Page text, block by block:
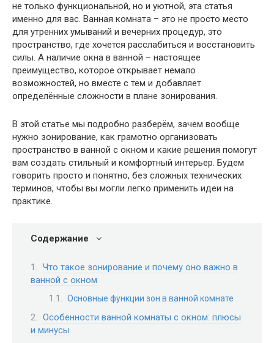
не только функциональной, но и уютной, эта статья
именно для вас. Ванная комната – это не просто место
для утренних умываний и вечерних процедур, это
пространство, где хочется расслабиться и восстановить
силы. А наличие окна в ванной – настоящее
преимущество, которое открывает немало
возможностей, но вместе с тем и добавляет
определённые сложности в плане зонирования.
В этой статье мы подробно разберём, зачем вообще
нужно зонирование, как грамотно организовать
пространство в ванной с окном и какие решения помогут
вам создать стильный и комфортный интерьер. Будем
говорить просто и понятно, без сложных технических
терминов, чтобы вы могли легко применить идеи на
практике.
Содержание
Что такое зонирование и почему оно важно в
ванной с окном
Основные функции зон в ванной комнате
Особенности ванной комнаты с окном: плюсы
и минусы